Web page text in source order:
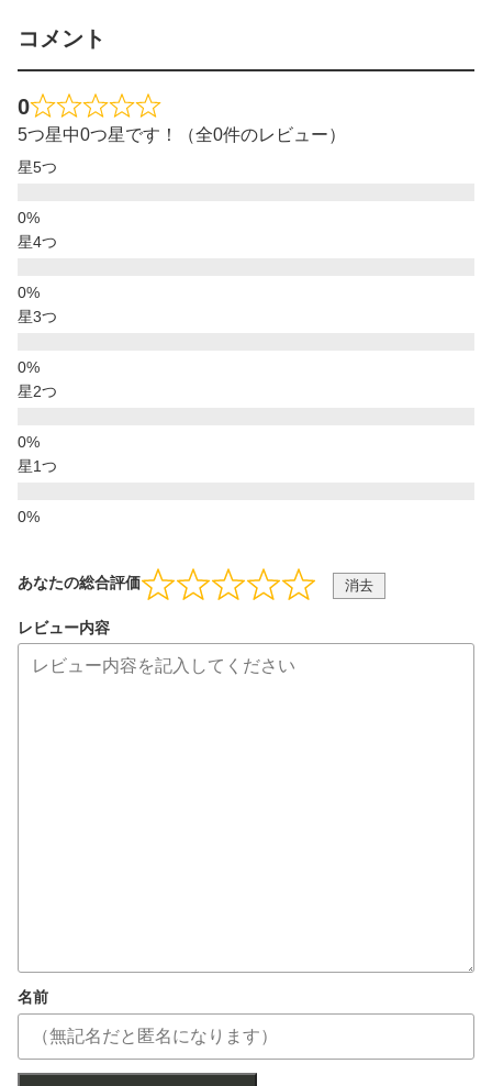
コメント
0
5つ星中0つ星です！（全0件のレビュー）
星5つ
星4つ
星3つ
星2つ
星1つ
あなたの総合評価 消去
レビュー内容
名前